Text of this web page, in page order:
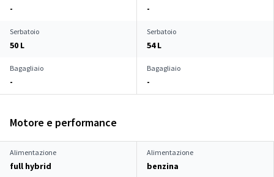
- -
Serbatoio
50 L
Serbatoio
54 L
Bagagliaio
-
Bagagliaio
-
Motore e performance
Alimentazione
full hybrid
Alimentazione
benzina